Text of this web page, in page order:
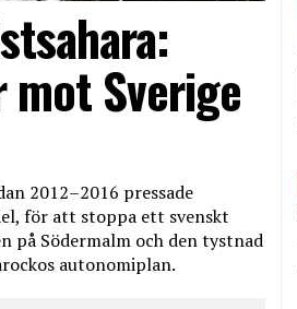
Sverige
2012–2016 pressade
för att stoppa ett svenskt
på Södermalm och den tystnad
autonomiplan.